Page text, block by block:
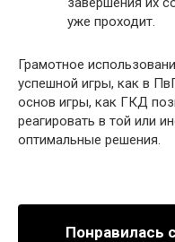
уже проходит.
Грамотное
успешной игры, как в
основ игры, как ГКД
реагировать в той или
оптимальные решения.
Понравилась